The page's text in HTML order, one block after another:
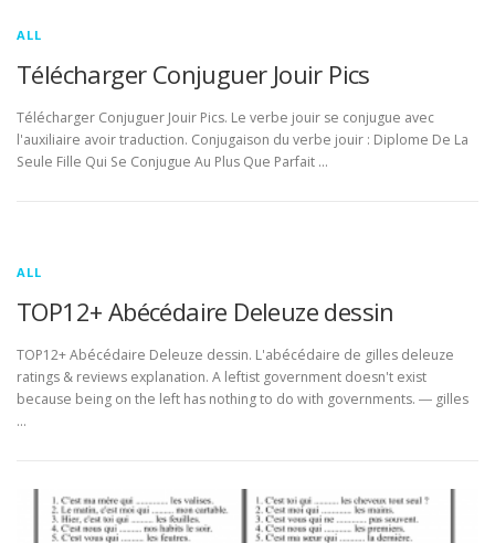
ALL
Télécharger Conjuguer Jouir Pics
Télécharger Conjuguer Jouir Pics. Le verbe jouir se conjugue avec
l'auxiliaire avoir traduction. Conjugaison du verbe jouir : Diplome De La
Seule Fille Qui Se Conjugue Au Plus Que Parfait …
ALL
TOP12+ Abécédaire Deleuze dessin
TOP12+ Abécédaire Deleuze dessin. L'abécédaire de gilles deleuze
ratings & reviews explanation. A leftist government doesn't exist
because being on the left has nothing to do with governments. ― gilles
…